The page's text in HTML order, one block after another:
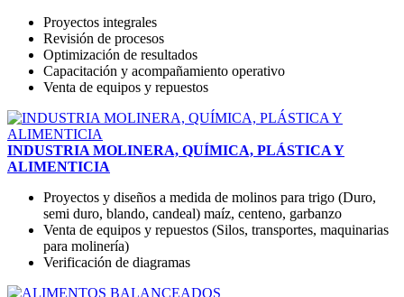
Proyectos integrales
Revisión de procesos
Optimización de resultados
Capacitación y acompañamiento operativo
Venta de equipos y repuestos
INDUSTRIA MOLINERA, QUÍMICA, PLÁSTICA Y
ALIMENTICIA
Proyectos y diseños a medida de molinos para trigo (Duro,
semi duro, blando, candeal) maíz, centeno, garbanzo
Venta de equipos y repuestos (Silos, transportes, maquinarias
para molinería)
Verificación de diagramas